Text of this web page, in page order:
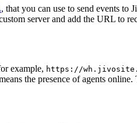
, that you can use to send events to
server and add the URL to
example, https://
the presence of agents